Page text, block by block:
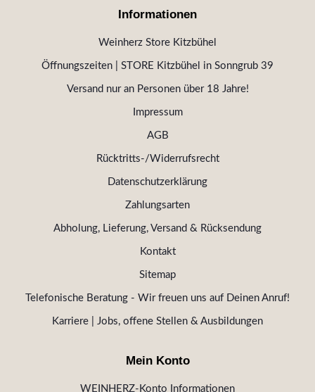
Informationen
Weinherz Store Kitzbühel
Öffnungszeiten | STORE Kitzbühel in Sonngrub 39
Versand nur an Personen über 18 Jahre!
Impressum
AGB
Rücktritts-/Widerrufsrecht
Datenschutzerklärung
Zahlungsarten
Abholung, Lieferung, Versand & Rücksendung
Kontakt
Sitemap
Telefonische Beratung - Wir freuen uns auf Deinen Anruf!
Karriere | Jobs, offene Stellen & Ausbildungen
Mein Konto
WEINHERZ-Konto Informationen